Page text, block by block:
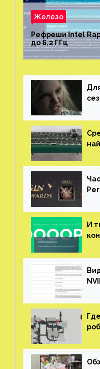
Железо
Рефреши Intel
до 6,2 ГГц
И